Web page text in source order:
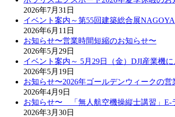
2026年7月31日
イベント案内～第55回建築総合展
2026年6月11日
お知らせ〜営業時間短縮のお知らせ〜
2026年5月29日
イベント案内～ 5月29日（金）DJI産業機
2026年5月19日
お知らせ〜2026年ゴールデンウィークの営
2026年4月9日
お知らせ〜 「無人航空機操縦士講習」
2026年3月30日